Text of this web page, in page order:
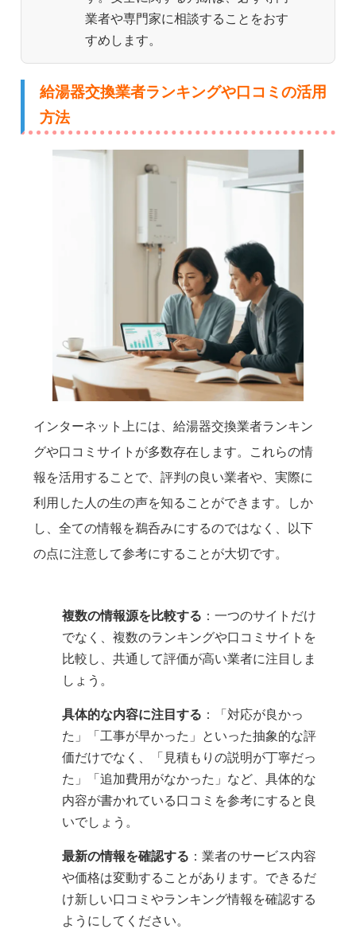
業者や専門家に相談することをおす
すめします。
給湯器交換業者ランキングや口コミの活用
方法
インターネット上には、給湯器交換業者ランキン
グや口コミサイトが多数存在します。これらの情
報を活用することで、評判の良い業者や、実際に
利用した人の生の声を知ることができます。しか
し、全ての情報を鵜呑みにするのではなく、以下
の点に注意して参考にすることが大切です。
複数の情報源を比較する ：一つのサイトだけ
でなく、複数のランキングや口コミサイトを
比較し、共通して評価が高い業者に注目しま
しょう。
具体的な内容に注目する ：「対応が良かっ
た」「工事が早かった」といった抽象的な評
価だけでなく、「見積もりの説明が丁寧だっ
た」「追加費用がなかった」など、具体的な
内容が書かれている口コミを参考にすると良
いでしょう。
最新の情報を確認する ：業者のサービス内容
や価格は変動することがあります。できるだ
け新しい口コミやランキング情報を確認する
ようにしてください。